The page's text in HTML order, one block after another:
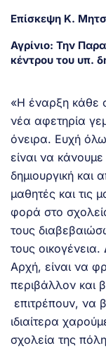
Επίσκεψη Κ.
Αγρίνιο: Την
κέντρου του υπ.
«Η έναρξη κάθε
νέα αφετηρία
όνειρα. Ευχή
είναι να
δημιουργική
μαθητές και τις
φορά στο
τους
τους
Αρχή, είναι να
περιβάλλον και
επιτρέπουν, να
ιδιαίτερα
σχολεία της